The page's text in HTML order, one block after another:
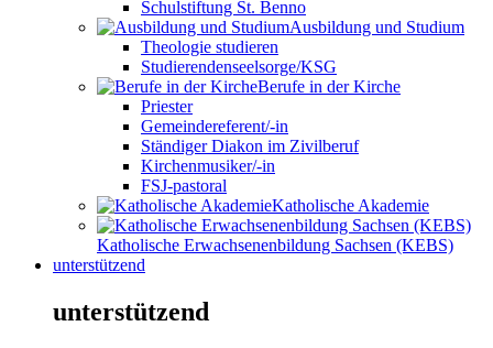
Schulstiftung St. Benno
Ausbildung und Studium
Theologie studieren
Studierendenseelsorge/KSG
Berufe in der Kirche
Priester
Gemeindereferent/-in
Ständiger Diakon im Zivilberuf
Kirchenmusiker/-in
FSJ-pastoral
Katholische Akademie
Katholische Erwachsenenbildung Sachsen (KEBS)
unterstützend
unterstützend